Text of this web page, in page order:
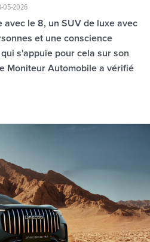
05-2026
le 8, un SUV de luxe avec
et une conscience
s'appuie pour cela sur son
Moniteur Automobile a vérifié